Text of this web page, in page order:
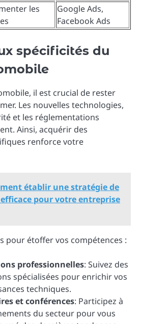
les
Google Ads,
Facebook Ads
spécificités du
il est crucial de rester
Les nouvelles technologies,
et les réglementations
Ainsi, acquérir des
renforce votre
établir une stratégie de
pour votre entreprise
pour étoffer vos compétences :
professionnelles: Suivez des
spécialisées pour enrichir vos
techniques.
et conférences: Participez à
du secteur pour vous